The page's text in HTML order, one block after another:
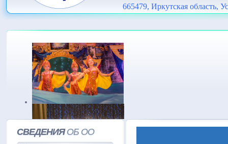
665479, Иркутская область,
СВЕДЕНИЯОБ ОО